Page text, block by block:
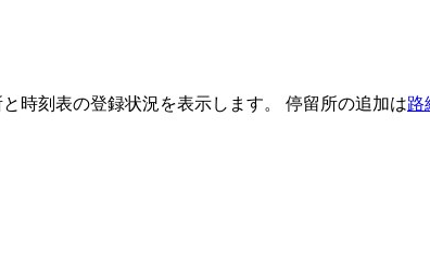
時刻表の登録状況を表示します。 停留所の追加は路